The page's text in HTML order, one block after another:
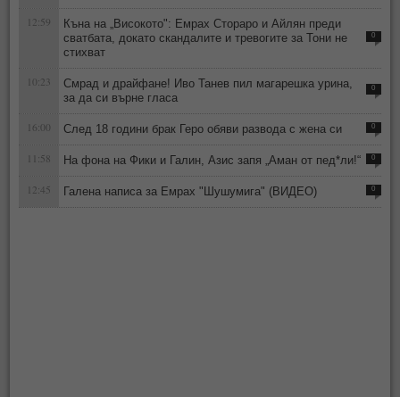
12:59
Къна на „Високото": Емрах Стораро и Айлян преди
сватбата, докато скандалите и тревогите за Тони не
стихват
0
10:23
Смрад и драйфане! Иво Танев пил магарешка урина,
за да си върне гласа
0
16:00 След 18 години брак Геро обяви развода с жена си 0
11:58 На фона на Фики и Галин, Азис запя „Аман от пед*ли!“ 0
12:45 Галена написа за Емрах "Шушумига" (ВИДЕО) 0